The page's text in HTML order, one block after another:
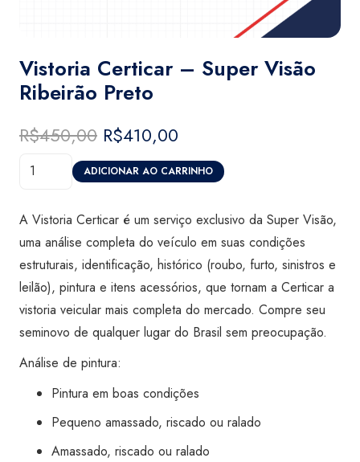
Vistoria Certicar – Super Visão
Ribeirão Preto
R$450,00 O
preço
original
R$450,00.
R$410,00
preço
atual
R$410,00.
Vistoria
Ribeirão
Preto
quantidade
ADICIONAR AO CARRINHO
A Vistoria Certicar é um serviço exclusivo da Super Visão,
uma análise completa do veículo em suas condições
estruturais, identificação, histórico (roubo, furto, sinistros e
leilão), pintura e itens acessórios, que tornam a Certicar a
vistoria veicular mais completa do mercado. Compre seu
seminovo de qualquer lugar do Brasil sem preocupação.
Análise de pintura:
Pintura em boas condições
Pequeno amassado, riscado ou ralado
Amassado, riscado ou ralado